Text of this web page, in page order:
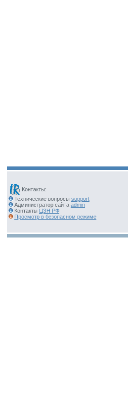
Контакты:
Технические вопросы support
Администратор сайта admin
Контакты ЦЗН РФ
Просмотр в безопасном режиме